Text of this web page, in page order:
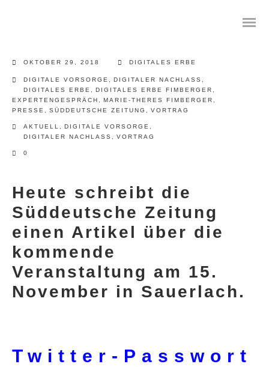
Das digitale Testament
Digitale Vorsorge
Internetsuche
Wie regeln Sie ihren digitalen Nachlass
Digitaler Nachlass
OKTOBER 29, 2018 DIGITALES ERBE
DIGITALE VORSORGE DIGITALER NACHLASS
DIGITALES ERBE
DIGITALES ERBE FIMBERGER
EXPERTENGESPRÄCH
MARIE-THERES FIMBERGER
PRESSE
SÜDDEUTSCHE ZEITUNG VORTRAG
AKTUELL DIGITALE VORSORGE
DIGITALER NACHLASS
VORTRAG
0
Heute schreibt die
Süddeutsche Zeitung
einen Artikel über die
kommende
Veranstaltung am 15.
November in Sauerlach.
Twitter-Passwort